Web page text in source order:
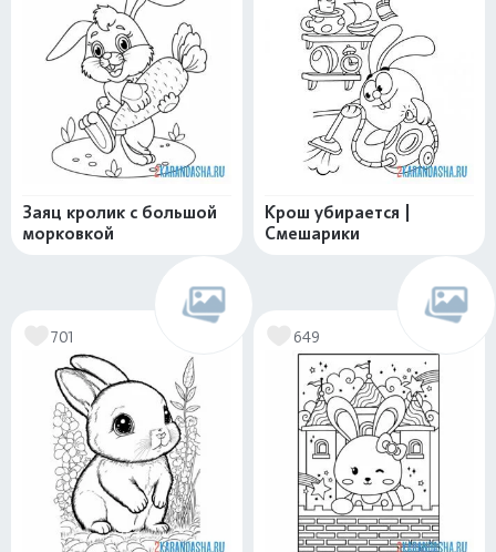
Заяц кролик с большой
морковкой
Крош убирается |
Смешарики
701 649